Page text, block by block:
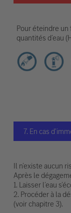
Pour éteindre
quantités d’eau
7. En cas
Il n’existe aucun
Après le
1. Laisser l’eau
2. Procéder à la
(voir chapitre 3).